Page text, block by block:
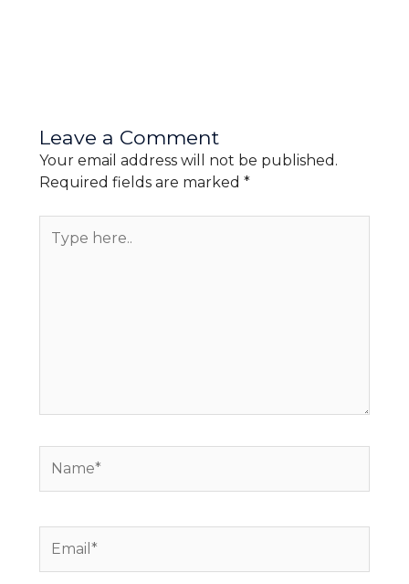
Leave a Comment
Your email address will not be published.
Required fields are marked *
here..